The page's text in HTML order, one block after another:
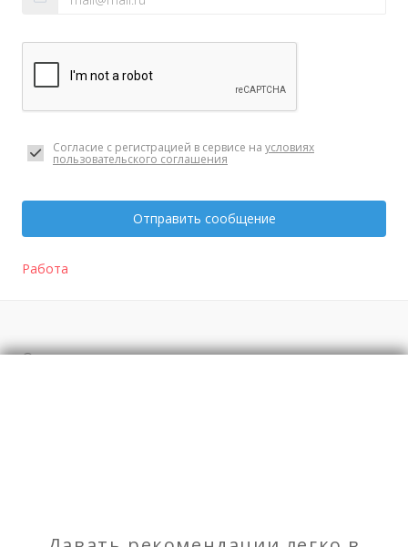
Согласие с регистрацией в сервисе на условиях
пользовательского соглашения
Отправить сообщение
Работа
Отзывы